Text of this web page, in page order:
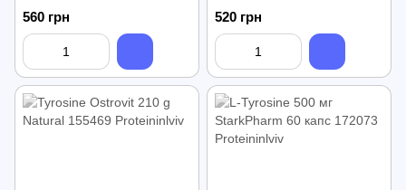
560 грн 520 грн